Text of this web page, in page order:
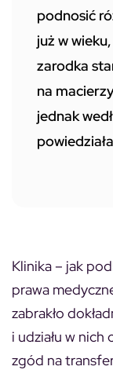
podnosić
już w
zarodka
na
jednak
Klinika – jak
prawa
zabrakło
i udziału w
zgód na